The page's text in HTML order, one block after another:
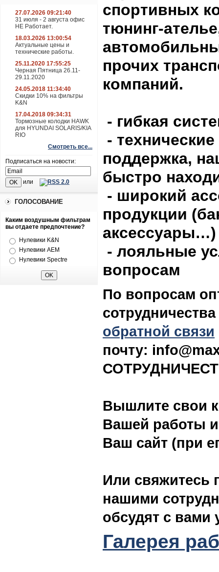
27.07.2026 09:21:40
31 июля - 2 августа офис
НЕ Работает.
18.03.2026 13:00:54
Актуальные цены и
технические работы.
25.11.2020 17:55:25
Черная Пятница 26.11-
29.11.2020
24.05.2018 11:34:40
Скидки 10% на фильтры
K&N
17.04.2018 09:34:31
Тормозные колодки HAWK
для HYUNDAI SOLARIS/KIA
RIO
Смотреть все...
Подписаться на новости:
или
ГОЛОСОВАНИЕ
Каким воздушным фильтрам
вы отдаете предпочтение?
Нулевики K&N
Нулевики AEM
Нулевики Spectre
спортивных
тюнинг-
прочих
компаний.
- гибкая
-
поддержка,
быстро
- широкий
продукции
аксессуары…)
- лояльные
вопросам
По вопросам
обратной связи
почту:
Вышлите свои
Вашей работы
Ваш сайт (при
Или свяжитесь
нашими
обсудят с вами
Галерея